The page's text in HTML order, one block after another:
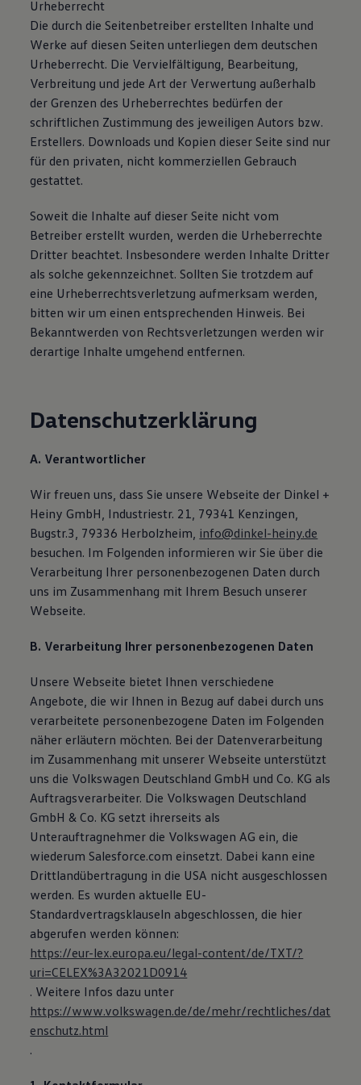
Magazin
Lifestyle
Transport
Familie
Elektromobilität
Volkswagen R
Pannen- und Unfallhilfe
Volkswagen Kundenbetreuung
Urheberrecht
Die durch die Seitenbetreiber erstellten Inhalte und
Werke auf diesen Seiten unterliegen dem deutschen
Urheberrecht. Die Vervielfältigung, Bearbeitung,
Verbreitung und jede Art der Verwertung außerhalb
der Grenzen des Urheberrechtes bedürfen der
schriftlichen Zustimmung des jeweiligen Autors bzw.
Erstellers. Downloads und Kopien dieser Seite sind nur
für den privaten, nicht kommerziellen Gebrauch
gestattet.
Soweit die Inhalte auf dieser Seite nicht vom
Betreiber erstellt wurden, werden die Urheberrechte
Dritter beachtet. Insbesondere werden Inhalte Dritter
als solche gekennzeichnet. Sollten Sie trotzdem auf
eine Urheberrechtsverletzung aufmerksam werden,
bitten wir um einen entsprechenden Hinweis. Bei
Bekanntwerden von Rechtsverletzungen werden wir
derartige Inhalte umgehend entfernen.
Datenschutzerklärung
A. Verantwortlicher
Wir freuen uns, dass Sie unsere Webseite der Dinkel +
Heiny GmbH, Industriestr. 21, 79341 Kenzingen,
Bugstr.3, 79336 Herbolzheim, info@dinkel-heiny.de
besuchen. Im Folgenden informieren wir Sie über die
Verarbeitung Ihrer personenbezogenen Daten durch
uns im Zusammenhang mit Ihrem Besuch unserer
Webseite.
B. Verarbeitung Ihrer personenbezogenen Daten
Unsere Webseite bietet Ihnen verschiedene
Angebote, die wir Ihnen in Bezug auf dabei durch uns
verarbeitete personenbezogene Daten im Folgenden
näher erläutern möchten. Bei der Datenverarbeitung
im Zusammenhang mit unserer Webseite unterstützt
uns die Volkswagen Deutschland GmbH und Co. KG als
Auftragsverarbeiter. Die Volkswagen Deutschland
GmbH & Co. KG setzt ihrerseits als
Unterauftragnehmer die Volkswagen AG ein, die
wiederum Salesforce.com einsetzt. Dabei kann eine
Drittlandübertragung in die USA nicht ausgeschlossen
werden. Es wurden aktuelle EU-
Standardvertragsklauseln abgeschlossen, die hier
abgerufen werden können:
https://eur-lex.europa.eu/legal-content/de/TXT/?
uri=CELEX%3A32021D0914
. Weitere Infos dazu unter
https://www.volkswagen.de/de/mehr/rechtliches/dat
enschutz.html
.